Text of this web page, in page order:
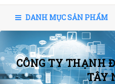
DANH MỤC SẢN PHẨM
CÔNG TY THẠNH
TÂY